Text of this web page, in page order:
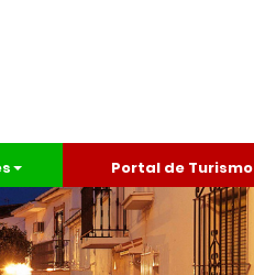
Portal de Turismo